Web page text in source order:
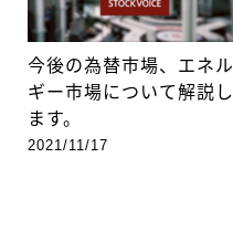
今後の為替市場、エネル
ギー市場について解説し
ます。
2021/11/17